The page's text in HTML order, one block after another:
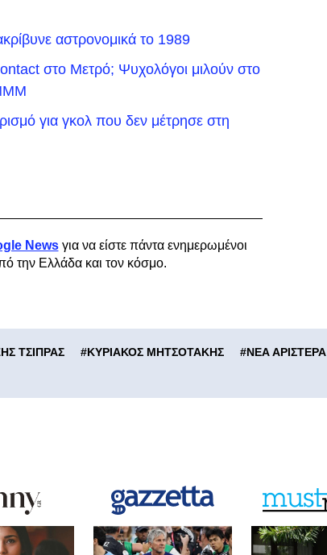
αστρονομικά το 1989
στο Μετρό; Ψυχολόγοι μιλούν στο
για γκολ που δεν μέτρησε στη
Newsγια να είστε πάντα ενημερωμένοι
την Ελλάδα και τον κόσμο.
ΤΣΙΠΡΑΣ #ΚΥΡΙΑΚΟΣ ΜΗΤΣΟΤΑΚΗΣ #ΝΕΑ ΑΡΙΣΤΕΡΑ